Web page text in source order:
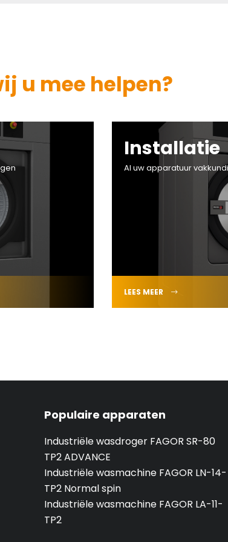
u mee helpen?
Installatie
Al uw apparatuur
LEES MEER
Populaire apparaten
Industriële wasdroger FAGOR SR-80
TP2 ADVANCE
Industriële wasmachine FAGOR LN-14-
TP2 Normal spin
Industriële wasmachine FAGOR LA-11-
TP2